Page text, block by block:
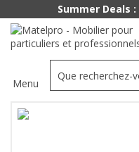
Menu
Summer Deals :